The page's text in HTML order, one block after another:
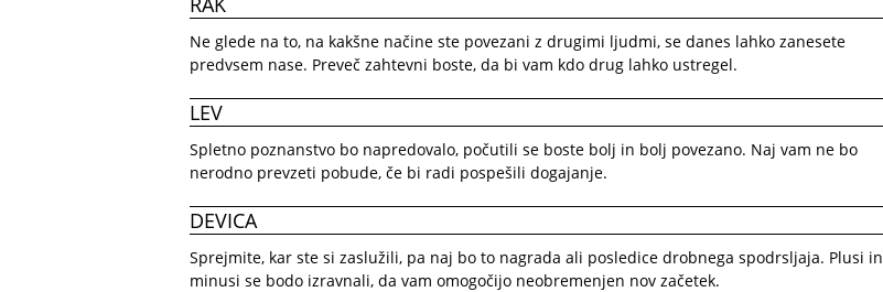
Ne glede na to, na kakšne načine ste povezani z drugimi ljudmi, se danes lahko zanesete
predvsem nase. Preveč zahtevni boste, da bi vam kdo drug lahko ustregel.
LEV
Spletno poznanstvo bo napredovalo, počutili se boste bolj in bolj povezano. Naj vam ne bo
nerodno prevzeti pobude, če bi radi pospešili dogajanje.
DEVICA
Sprejmite, kar ste si zaslužili, pa naj bo to nagrada ali posledice drobnega spodrsljaja. Plusi in
minusi se bodo izravnali, da vam omogočijo neobremenjen nov začetek.